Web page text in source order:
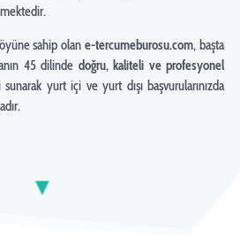
sahip olane-tercumeburosu.com, başta
45 dilinde doğru, kaliteli ve profesyonel
yurt içi ve yurt dışı başvurularınızda
▼